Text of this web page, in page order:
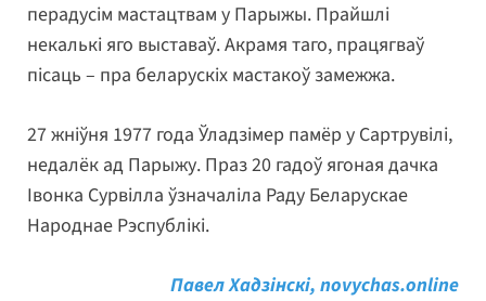
перадусім мастацтвам у Парыжы. Прайшлі
некалькі яго выставаў. Акрамя таго, працягваў
пісаць – пра беларускіх мастакоў замежжа.
27 жніўня 1977 года Ўладзімер памёр у Сартрувілі,
недалёк ад Парыжу. Праз 20 гадоў ягоная дачка
Івонка Сурвілла ўзначаліла Раду Беларускае
Народнае Рэспублікі.
Павел Хадзінскі, novychas.online